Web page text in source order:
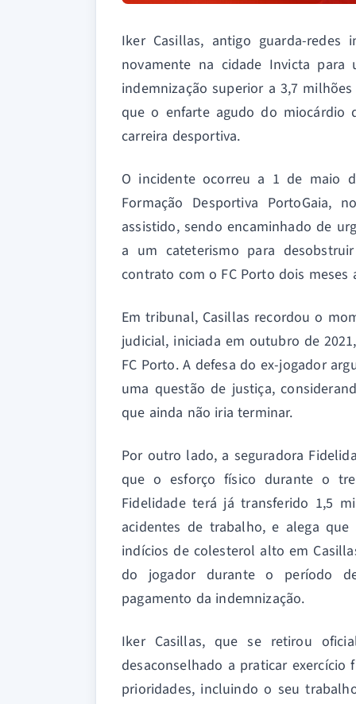
Iker Casillas, antigo guarda-
novamente na cidade Invicta
indemnização superior a 3,7
que o enfarte agudo do miocárdio
carreira desportiva.
O incidente ocorreu a 1 de maio
Formação Desportiva PortoGaia,
assistido, sendo encaminhado de
a um cateterismo para
contrato com o FC Porto dois
Em tribunal, Casillas recordou o
judicial, iniciada em outubro de
FC Porto. A defesa do ex-jogador
uma questão de justiça,
que ainda não iria terminar.
Por outro lado, a seguradora
que o esforço físico durante o
Fidelidade terá já transferido 1,5
acidentes de trabalho, e alega
indícios de colesterol alto em
do jogador durante o período
pagamento da indemnização.
Iker Casillas, que se retirou
desaconselhado a praticar
prioridades, incluindo o seu